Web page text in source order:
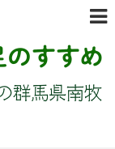
すすめ
群馬県南牧